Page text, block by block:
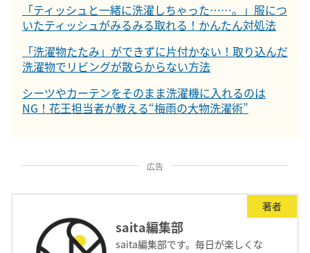
「ティッシュと一緒に洗濯しちゃった……。」服につ
いたティッシュがみるみる取れる！かんたん対処法
「洗濯物たたみ」ができずに片付かない！取り込んだ
洗濯物でリビングが散らからない方法
シーツやカーテンをそのまま洗濯機に入れるのは
NG！花王担当者が教える“梅雨の大物洗濯術”
広告
著者
saita編集部
saita編集部です。毎日が楽しくな